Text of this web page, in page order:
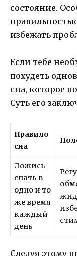
состояние.
избежать
Если тебе
похудеть
сна, которое
Суть его
Правило
сна
Ложись
спать в
одно и то
же время
каждый
день
Следуя этому